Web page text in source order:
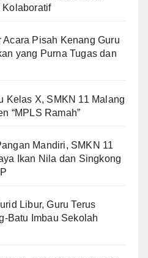
Kolaboratif
Pisah Kenang Guru
yang Purna Tugas dan
Kelas X, SMKN 11 Malang
“MPLS Ramah”
Mandiri, SMKN 11
Ikan Nila dan Singkong
Libur, Guru Terus
Batu Imbau Sekolah